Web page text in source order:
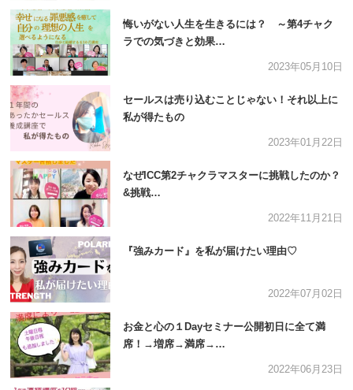
悔いがない人生を生きるには？ ～第4チャク
ラでの気づきと効果…
2023年05月10日
セールスは売り込むことじゃない！それ以上に
私が得たもの
2023年01月22日
なぜICC第2チャクラマスターに挑戦したのか？
&挑戦…
2022年11月21日
『強みカード』を私が届けたい理由♡
2022年07月02日
お金と心の１Dayセミナー公開初日に全て満
席！→増席→満席→…
2022年06月23日